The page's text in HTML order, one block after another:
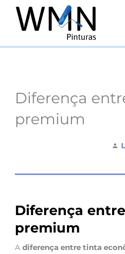
Diferença
premium
Diferença
premium
A diferença entre tinta